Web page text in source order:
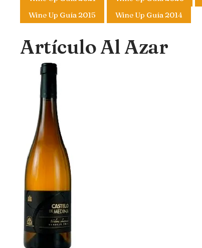
Wine Up Guía 2015
Wine Up Guía 2014
Artículo Al Azar